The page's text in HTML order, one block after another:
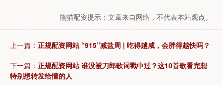
熊猫配资提示：文章来自网络，不代表本站观点。
上一篇： 正规配资网站 “915”减盐周 | 吃得越咸，会胖得越快吗？
下一篇： 正规配资网站 谁没被刀郎歌词戳中过？这10首歌看完想
特别想转发给懂的人